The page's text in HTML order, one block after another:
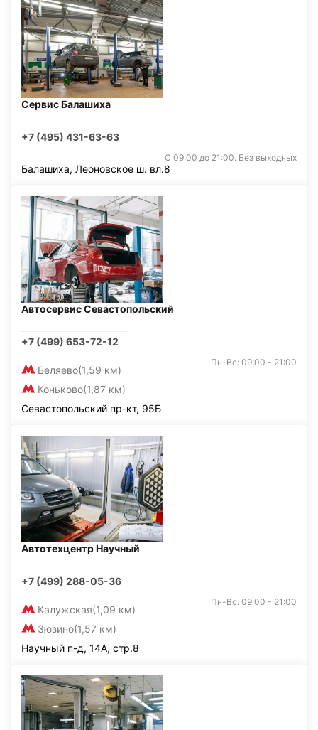
Сервис Балашиха
+7 (495) 431-63-63
С 09:00 до 21:00. Без выходных
Балашиха, Леоновское ш. вл.8
Автосервис Севастопольский
+7 (499) 653-72-12
Беляево(1,59 км)
Коньково(1,87 км)
Пн-Вс: 09:00 - 21:00
Севастопольский пр-кт, 95Б
Автотехцентр Научный
+7 (499) 288-05-36
Калужская(1,09 км)
Зюзино(1,57 км)
Пн-Вс: 09:00 - 21:00
Научный п-д, 14А, стр.8